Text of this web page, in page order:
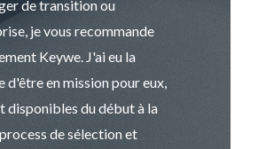
de transition ou
je vous recommande
Keywe. J'ai eu la
d'être en mission pour eux,
disponibles du début à la
de sélection et